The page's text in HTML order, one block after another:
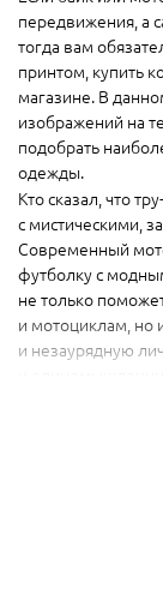
передвижения, а
тогда вам
принтом, купить
магазине. В
изображений на
подобрать
одежды.
Кто сказал, что
с мистическими,
Современный
футболку с
не только
и мотоциклам, но
и незаурядную
и